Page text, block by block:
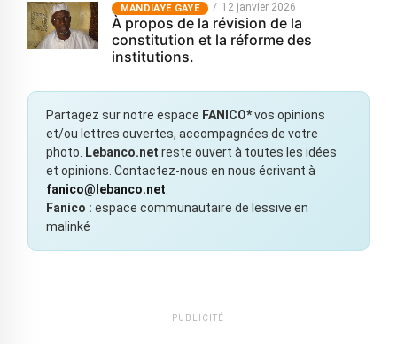
MANDIAYE GAYE 12 janvier 2026
À propos de la révision de la
constitution et la réforme des
institutions.
Partagez sur notre espace FANICO*vos opinions
et/ou lettres ouvertes, accompagnées de votre
photo.
Lebanco.net reste ouvert à toutes les idées
et opinions. Contactez-nous en nous écrivant à
fanico@lebanco.net
Fanico : espace communautaire de lessive en
malinké
PUBLICITÉ